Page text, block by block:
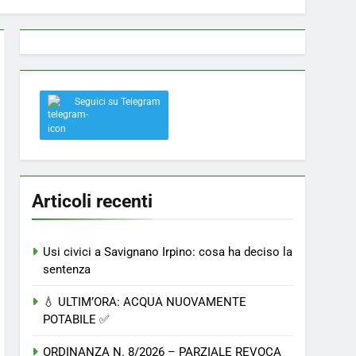
a Savignano: misura anti-rapina fino alle 8:30
nostro paese
Seguici su Telegram
Articoli recenti
Usi civici a Savignano Irpino: cosa ha deciso la
sentenza
💧 ULTIM’ORA: ACQUA NUOVAMENTE
POTABILE ✅
ORDINANZA N. 8/2026 – PARZIALE REVOCA